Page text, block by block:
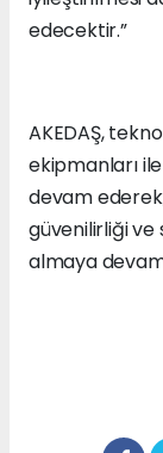
edecektir.”
AKEDAŞ,
ekipmanları
devam
güvenilirliği ve
almaya